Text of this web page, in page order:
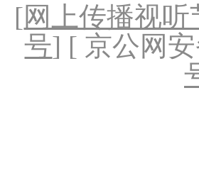
[网上传播视
号] [ 京公网